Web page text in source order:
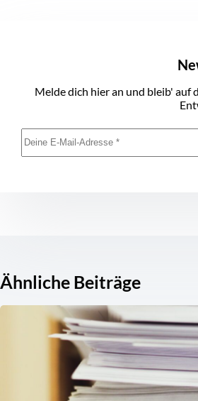
Melde dich hier an und bleib' auf
Ähnliche Beiträge